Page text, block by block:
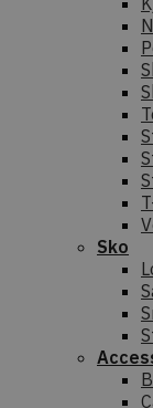
Sko